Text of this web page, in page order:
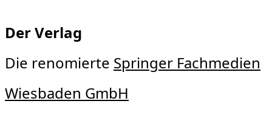
Der Verlag
Die renomierte Springer Fachmedien
Wiesbaden GmbH